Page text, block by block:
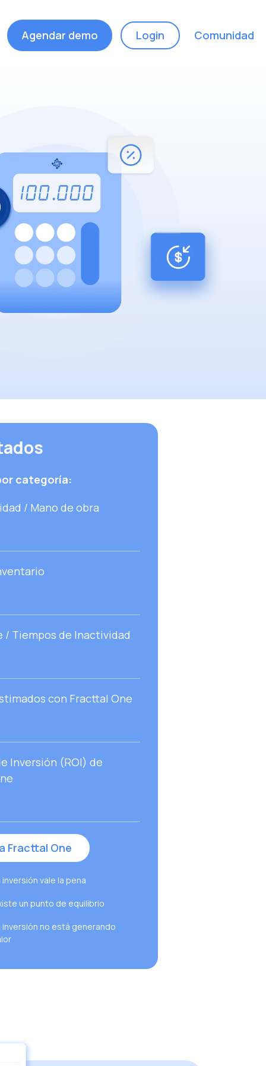
Agendar demo Login Comunidad
categoría:
/ Mano de obra
/ Tiempos de Inactividad
con Fracttal One
Inversión (ROI) de
Fracttal One
inversión vale la pena
un punto de equilibrio
inversión no está generando